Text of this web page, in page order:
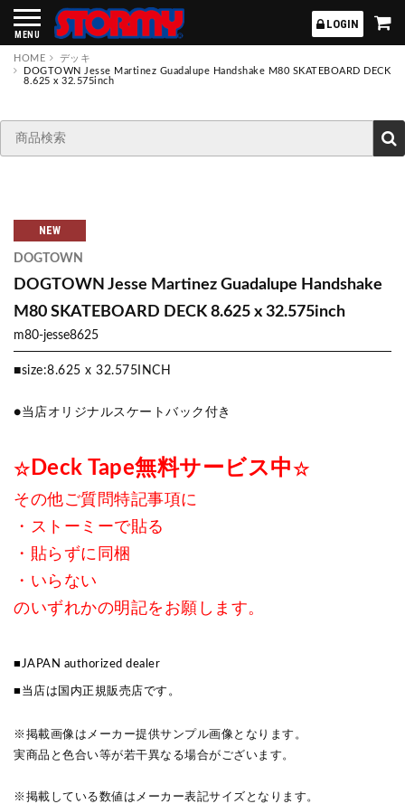
MENU
LOGIN
HOME
デッキ
DOGTOWN Jesse Martinez Guadalupe Handshake M80 SKATEBOARD DECK
8.625 x 32.575inch
NEW
DOGTOWN
DOGTOWN Jesse Martinez Guadalupe Handshake
M80 SKATEBOARD DECK 8.625 x 32.575inch
m80-jesse8625
■size:8.625 x 32.575INCH
●当店オリジナルスケートバック付き
☆ Deck Tape無料サービス中☆
その他ご質問特記事項に
・ストーミーで貼る
・貼らずに同梱
・いらない
のいずれかの明記をお願します。
■JAPAN authorized dealer
■当店は国内正規販売店です。
※掲載画像はメーカー提供サンプル画像となります。
実商品と色合い等が若干異なる場合がございます。
※掲載している数値はメーカー表記サイズとなります。